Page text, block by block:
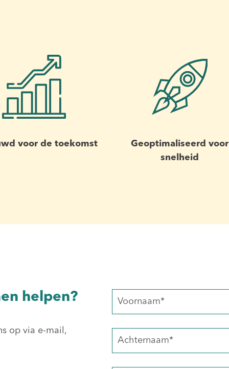
voor de toekomst
Geoptimaliseerd voor
snelheid
helpen?
op via e-mail,